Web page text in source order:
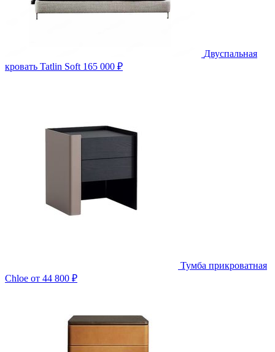
Двуспальная
кровать Tatlin Soft 165 000 ₽
Тумба прикроватная
Chloe от 44 800 ₽